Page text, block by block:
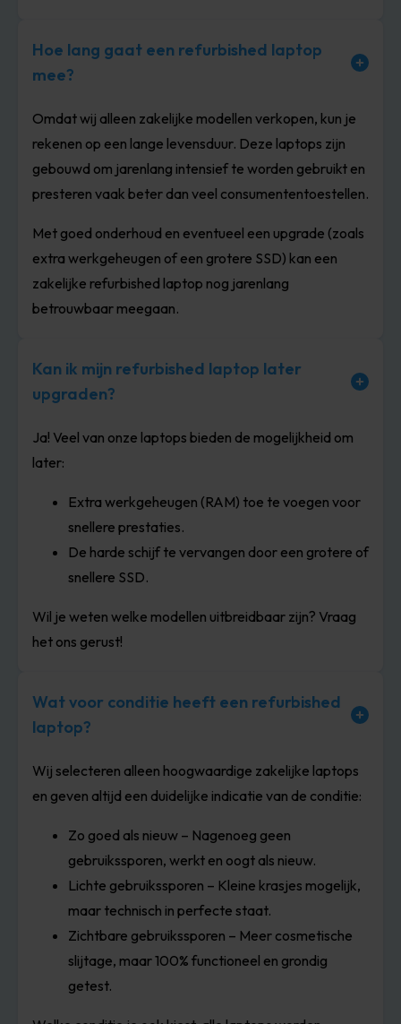
Hoe lang gaat een refurbished laptop
mee?
Omdat wij alleen zakelijke modellen verkopen, kun je
rekenen op een lange levensduur. Deze laptops zijn
gebouwd om jarenlang intensief te worden gebruikt en
presteren vaak beter dan veel consumententoestellen.
Met goed onderhoud en eventueel een upgrade (zoals
extra werkgeheugen of een grotere SSD) kan een
zakelijke refurbished laptop nog jarenlang
betrouwbaar meegaan.
Kan ik mijn refurbished laptop later
upgraden?
Ja! Veel van onze laptops bieden de mogelijkheid om
later:
Extra werkgeheugen (RAM) toe te voegen voor
snellere prestaties.
De harde schijf te vervangen door een grotere of
snellere SSD.
Wil je weten welke modellen uitbreidbaar zijn? Vraag
het ons gerust!
Wat voor conditie heeft een refurbished
laptop?
Wij selecteren alleen hoogwaardige zakelijke laptops
en geven altijd een duidelijke indicatie van de conditie:
Zo goed als nieuw – Nagenoeg geen
gebruikssporen, werkt en oogt als nieuw.
Lichte gebruikssporen – Kleine krasjes mogelijk,
maar technisch in perfecte staat.
Zichtbare gebruikssporen – Meer cosmetische
slijtage, maar 100% functioneel en grondig
getest.